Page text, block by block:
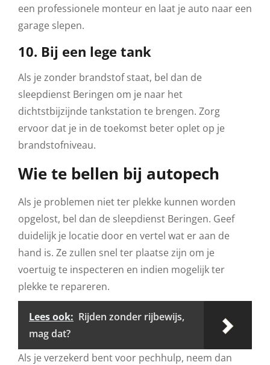
een professionele monteur en laat je auto naar een
garage slepen.
10. Bij een lege tank
Als je zonder brandstof staat, bel dan de
sleepdienst Beringen om je naar het
dichtstbijzijnde tankstation te brengen. Zorg
ervoor dat je in de toekomst beter oplet op je
brandstofniveau.
Wie te bellen bij autopech
Als je problemen niet ter plekke kunnen worden
opgelost, bel dan de sleepdienst Beringen. Geef
duidelijk je locatie door en vertel wat er aan de
hand is. Ze zullen snel ter plaatse zijn om je
voertuig te inspecteren en indien mogelijk ter
plekke te repareren.
Lees ook: Rijden zonder rijbewijs,
mag dat?
Als je verzekerd bent voor pechhulp, neem dan